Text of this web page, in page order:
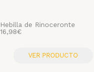
Hebilla de Rinoceronte
16,98€
VER PRODUCTO